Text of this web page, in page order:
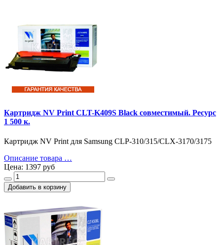
Картридж NV Print CLT-K409S Black совместимый. Ресурс
1 500 к.
Картридж NV Print для Samsung CLP-310/315/CLX-3170/3175
Описание товара …
Цена: 1397 руб